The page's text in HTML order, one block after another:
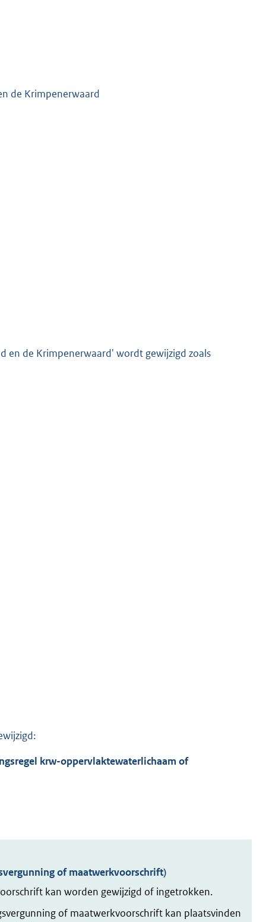
de Krimpenerwaard
en de Krimpenerwaard' wordt gewijzigd zoals
krw-oppervlaktewaterlichaam of
of maatwerkvoorschrift)
kan worden gewijzigd of ingetrokken.
of maatwerkvoorschrift kan plaatsvinden